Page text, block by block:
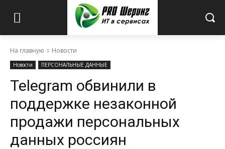
На главную Новости
Новости ПЕРСОНАЛЬНЫЕ ДАННЫЕ
Telegram обвинили в
поддержке незаконной
продажи персональных
данных россиян